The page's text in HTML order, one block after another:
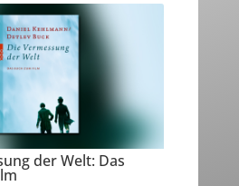
der Welt: Das